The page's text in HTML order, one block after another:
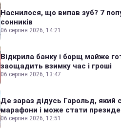
Наснилося, що випав зуб? 7
сонників
06 серпня 2026, 14:21
Відкрила банку і борщ майже
заощадить взимку час і гроші
06 серпня 2026, 13:47
Де зараз дідусь Гарольд, який
марафони і може стати
06 серпня 2026, 12:51